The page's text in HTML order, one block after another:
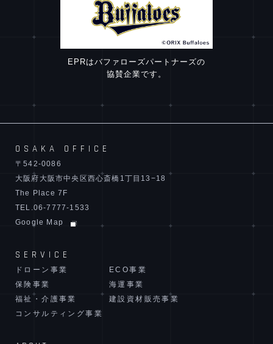
EPRはバファローズパートナーズの
協賛企業です。
OSAKA OFFICE
〒542-0086
大阪府大阪市中央区西心斎橋1丁目13−18
The Place 7F
TEL.06-7777-1533
Google Map
SERVICE
ドローン事業
保険事業
福祉・介護事業
コンサルティング事業
ECO事業
海運事業
建設資材販売事業